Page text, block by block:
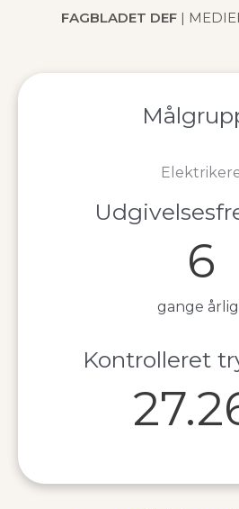
FAGBLADET DEF |
6
gange
Kontrolleret